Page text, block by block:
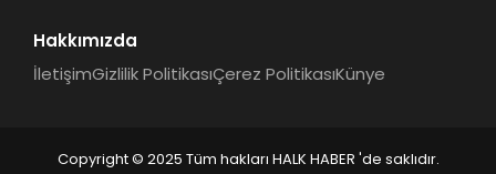
Hakkımızda
İletişimGizlilik PolitikasıÇerez PolitikasıKünye
Copyright © 2025 Tüm hakları HALK HABER 'de saklıdır.